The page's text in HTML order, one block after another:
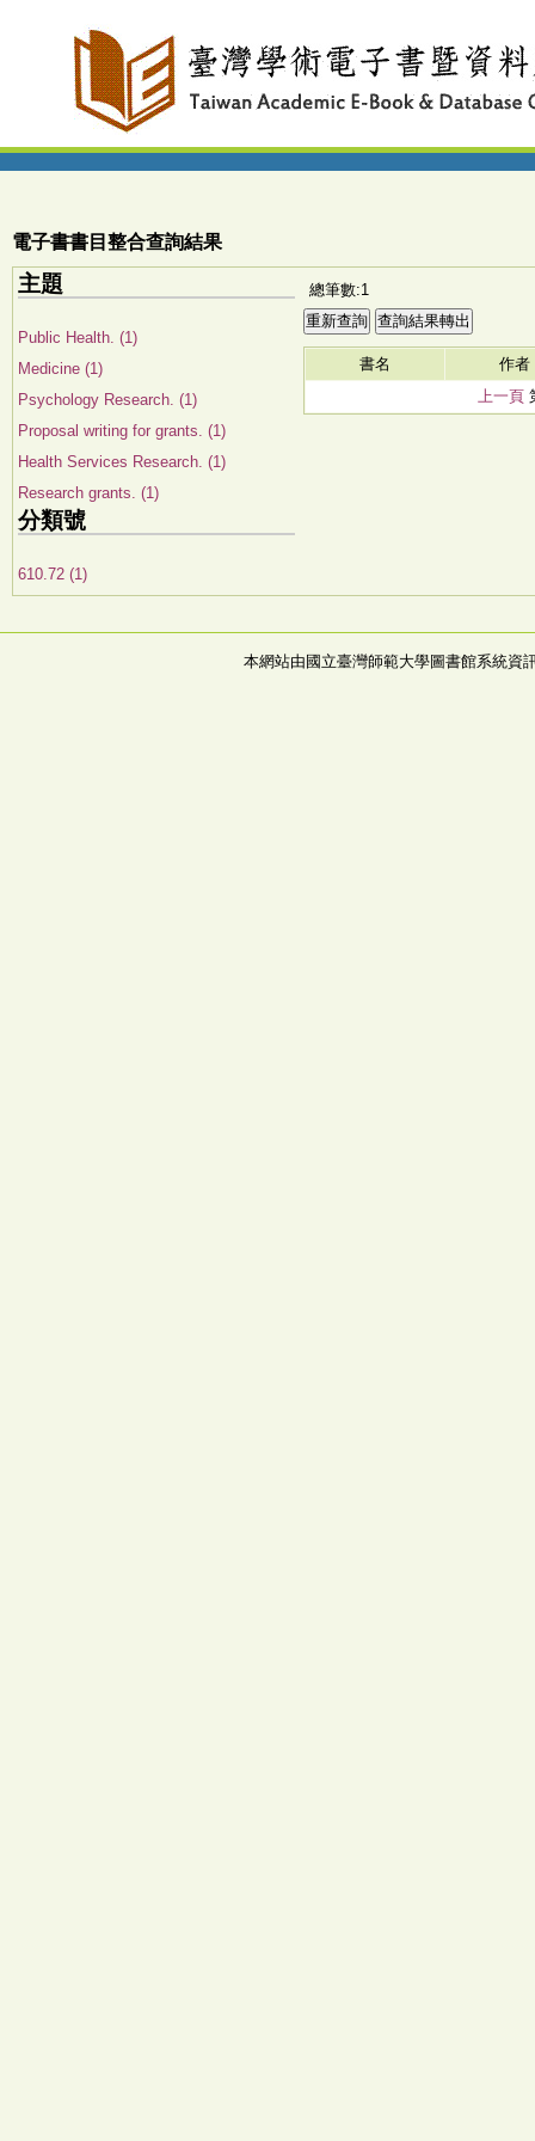
電子書書目整合查詢結果
主題
Public Health. (1)
Medicine (1)
Psychology Research. (1)
Proposal writing for grants. (1)
Health Services Research. (1)
Research grants. (1)
分類號
610.72 (1)
總筆數:1
書名
作者
上一頁
本網站由國立臺灣師範大學圖書館系統資